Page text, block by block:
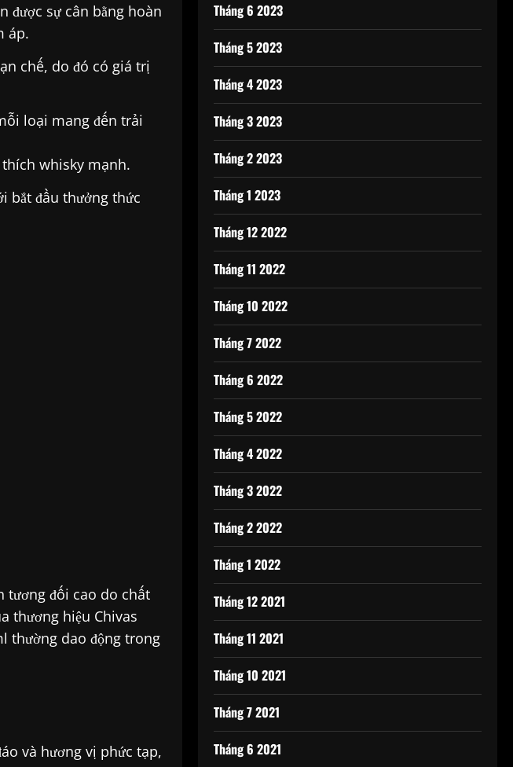
được sự cân bằng hoàn
áp.
chế, do đó có giá trị
loại mang đến trải
whisky mạnh.
bắt đầu thưởng thức
tương đối cao do chất
thương hiệu Chivas
thường dao động trong
và hương vị phức tạp,
Tháng 6 2023
Tháng 5 2023
Tháng 4 2023
Tháng 3 2023
Tháng 2 2023
Tháng 1 2023
Tháng 12 2022
Tháng 11 2022
Tháng 10 2022
Tháng 7 2022
Tháng 6 2022
Tháng 5 2022
Tháng 4 2022
Tháng 3 2022
Tháng 2 2022
Tháng 1 2022
Tháng 12 2021
Tháng 11 2021
Tháng 10 2021
Tháng 7 2021
Tháng 6 2021